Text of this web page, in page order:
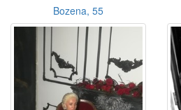
Bozena, 55